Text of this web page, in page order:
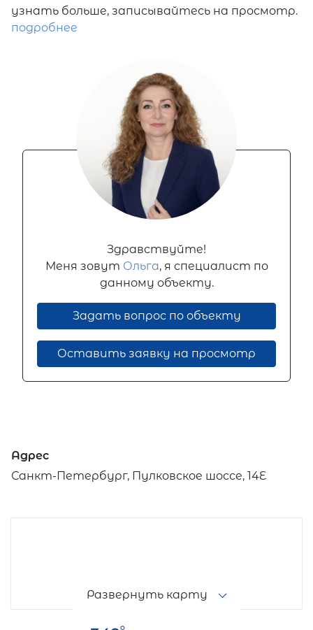
узнать больше, записывайтесь на просмотр.
подробнее
Здравствуйте!
Меня зовут Ольга, я специалист по
данному объекту.
Задать вопрос по объекту
Оставить заявку на просмотр
Адрес
Санкт-Петербург, Пулковское шоссе, 14Е
Развернуть карту